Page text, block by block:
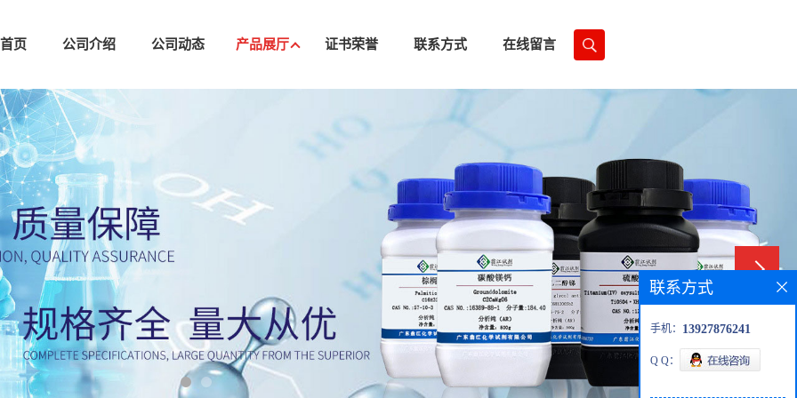
页 公司介绍 公司动态 产品展厅 证书荣誉 联系方式 在线留言
联系方式
手机： 13927876241
Q Q：